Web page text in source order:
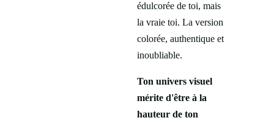
édulcorée de toi, mais
la vraie toi. La version
colorée, authentique et
inoubliable.
Ton univers visuel
mérite d'être à la
hauteur de ton